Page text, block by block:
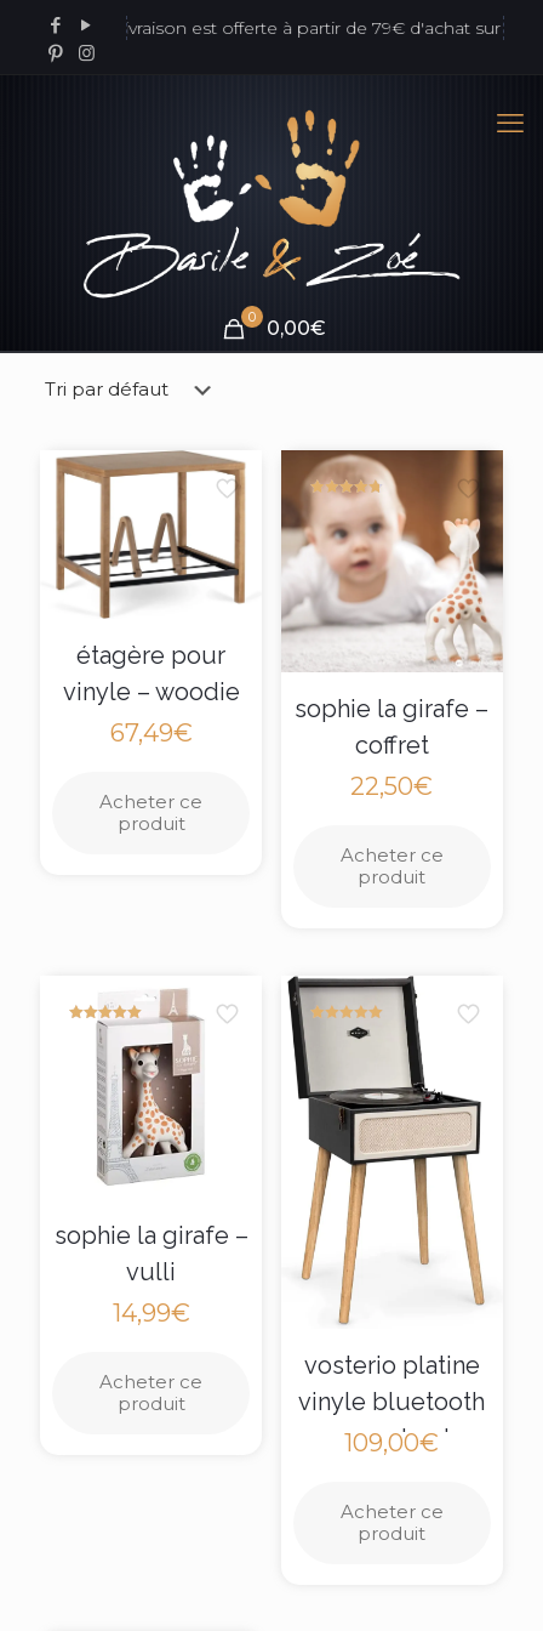
La livraison est offerte à partir de 79€ d'achat sur
0 0,00€
étagère pour
vinyle – woodie
67,49€
Acheter ce
produit
sophie la girafe –
coffret
4.79
sur 5
22,50€
Acheter ce
produit
sophie la girafe –
vulli
Note
5.00
sur 5
14,99€
Acheter ce
produit
vosterio platine
vinyle bluetooth
avec 2 haut-
bois rétro tourne
disque, 3
Note
109,00€
Acheter ce
produit